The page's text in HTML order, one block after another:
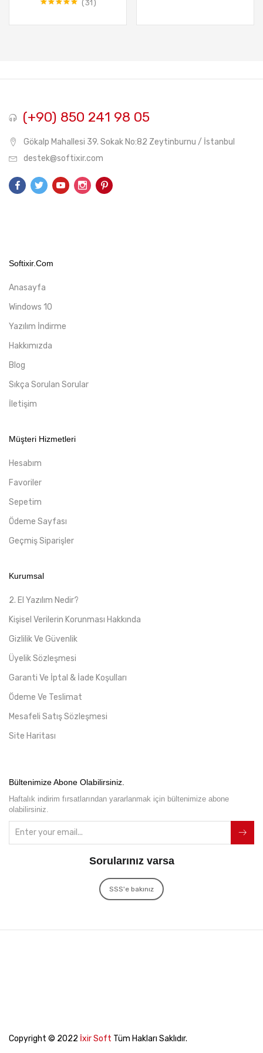
₺399,99.
₺152,90.
31
(+90) 850 241 98 05
Gökalp Mahallesi 39. Sokak No:82 Zeytinburnu / İstanbul
destek@softixir.com
Softixir.com
Anasayfa
Windows 10
Yazılım İndirme
Hakkımızda
Blog
Sıkça Sorulan Sorular
İletişim
Müşteri Hizmetleri
Hesabım
Favoriler
Sepetim
Ödeme Sayfası
Geçmiş Siparişler
Kurumsal
2. El Yazılım Nedir?
Kişisel Verilerin Korunması Hakkında
Gizlilik Ve Güvenlik
Üyelik Sözleşmesi
Garanti Ve İptal & İade Koşulları
Ödeme Ve Teslimat
Mesafeli Satış Sözleşmesi
Site Haritası
Bültenimize Abone Olabilirsiniz.
Haftalık indirim fırsatlarından yararlanmak için bültenimize abone
olabilirsiniz.
Sorularınız varsa
SSS'e bakınız
Copyright © 2022 İxir Soft Tüm Hakları Saklıdır.